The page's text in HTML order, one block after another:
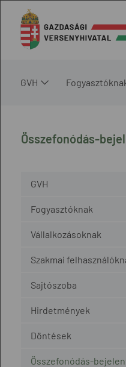
GVH
Összefonódás-
GVH
Fogyasztóknak
Vállalkozásoknak
Szakmai
Sajtószoba
Hirdetmények
Döntések
Összefonódás-